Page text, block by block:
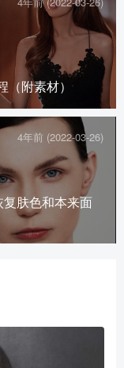
附素材）
4年前 (2022-03-26)
肤色和本来面